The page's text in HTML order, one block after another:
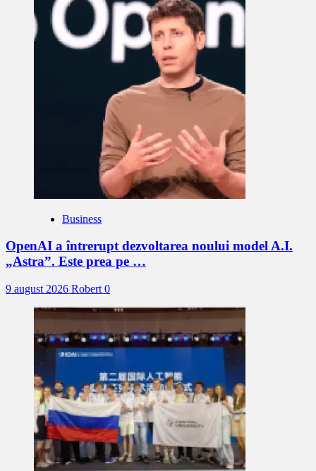
Business
OpenAI a întrerupt dezvoltarea noului model A.I.
„Astra”. Este prea pe …
9 august 2026 Robert 0